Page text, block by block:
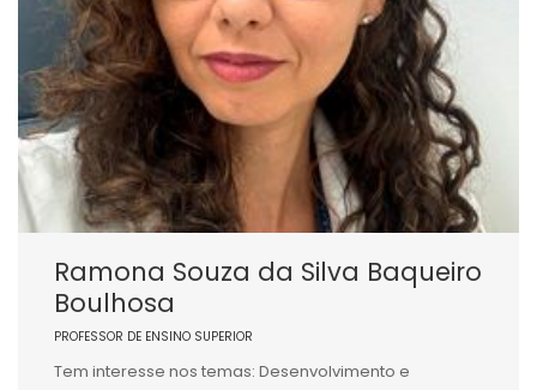
Ramona Souza da Silva Baqueiro
Boulhosa
PROFESSOR DE ENSINO SUPERIOR
Tem interesse nos temas: Desenvolvimento e